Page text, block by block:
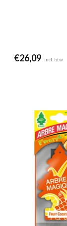
€26,09 incl. btw